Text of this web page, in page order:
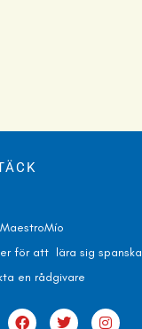
för att lära sig spanska
en rådgivare